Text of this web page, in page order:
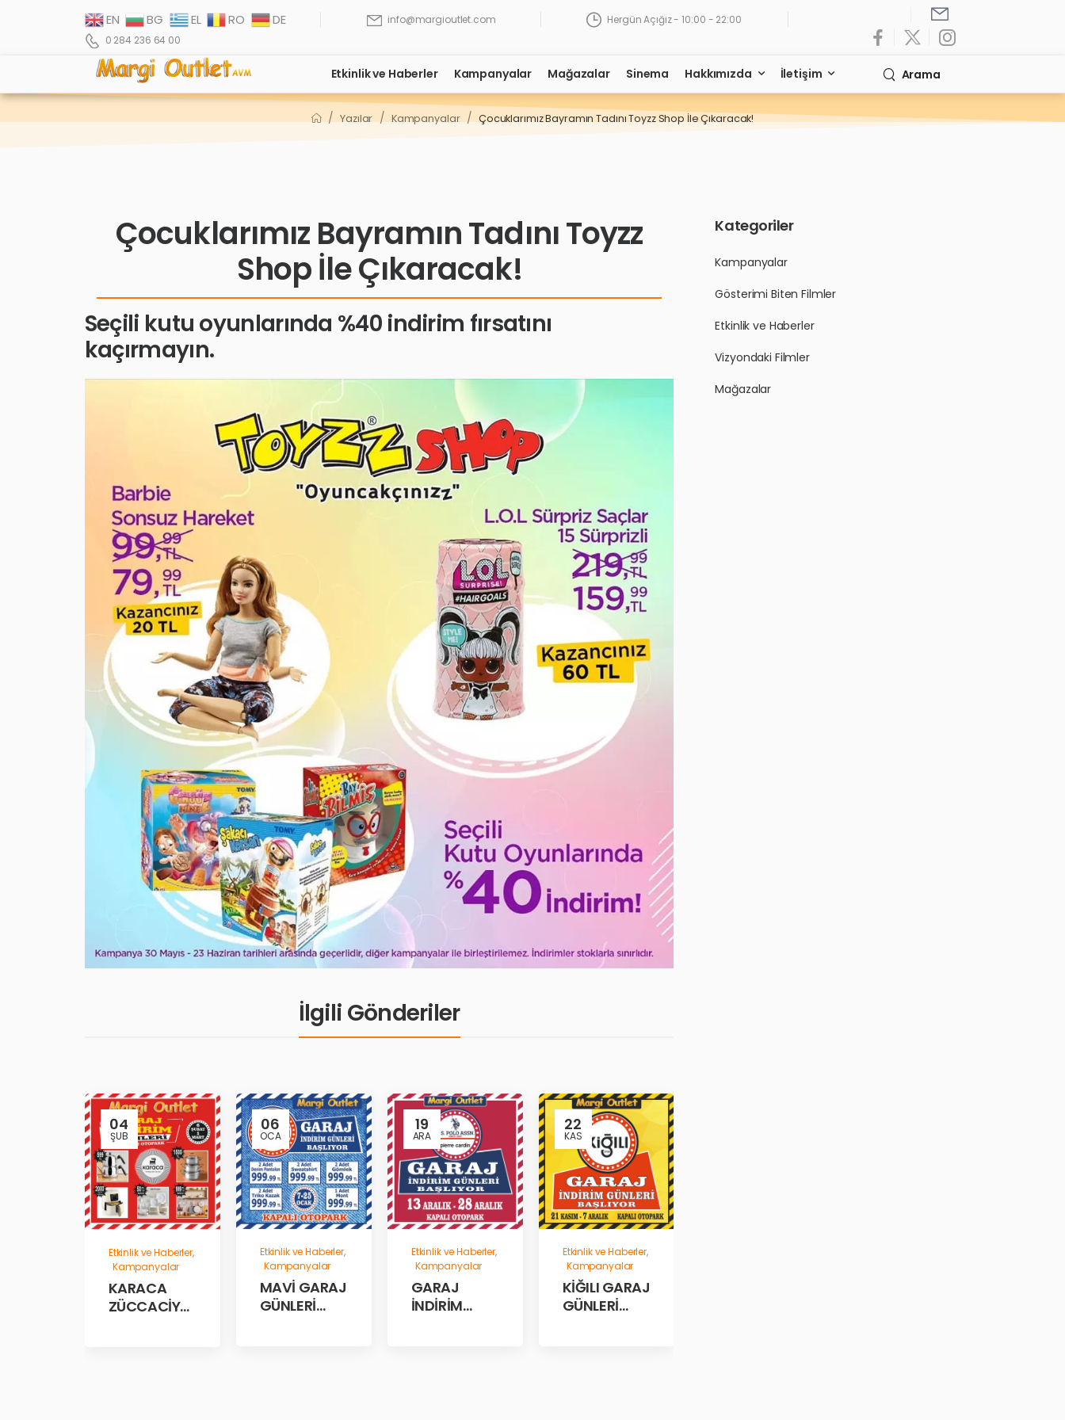
EN BG EL RO DE info@margioutlet.com
Hergün Açığız - 10:00 - 22:00
0 284 236 64 00
Etkinlik ve Haberler Kampanyalar Mağazalar Sinema Hakkımızda İletişim Arama
/ Yazılar / Kampanyalar / Çocuklarımız Bayramın Tadını Toyzz Shop İle Çıkaracak!
Kategoriler
Kampanyalar
Gösterimi Biten Filmler
Etkinlik ve Haberler
Vizyondaki Filmler
Mağazalar
Çocuklarımız Bayramın Tadını Toyzz
Shop İle Çıkaracak!
Seçili kutu oyunlarında %40 indirim fırsatını
kaçırmayın.
İlgili Gönderiler
04
ŞUB
Etkinlik ve Haberler,
Kampanyalar
KARACA
ZÜCCACİYE
06
OCA
Etkinlik ve Haberler,
Kampanyalar
MAVİ GARAJ
GÜNLERİ
19
ARA
Etkinlik ve Haberler,
Kampanyalar
GARAJ
İNDİRİM
22
KAS
Etkinlik ve Haberler,
Kampanyalar
KİĞILI GARAJ
GÜNLERİ